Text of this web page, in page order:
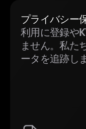
プライバシー
利用に登録や
ません。私た
ータを追跡し